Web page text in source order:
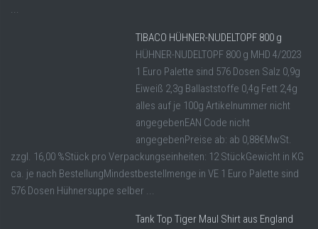
...
TIBACO HÜHNER-NUDELTOPF 800 g
HÜHNER-NUDELTOPF 800 g MHD 4/2023
1 Euro Palette sind 576 Dosen Salz 0,9g
Eiweiß 2,3g Ballaststoffe 0,4g Fett 2,4g
alles auf je 100g Artikelnummer nicht
angegebenEAN Code nicht
angegebenPreise ab: ab 0,88€MwSt.
zzgl. 16,00 %Stück pro Verpackungseinheiten: 12 StückGewicht in KG
ca. je nach BestellungMindestbestellmenge in VE 1 Euro Palette sind
576 Dosen Hühnersuppe selber ...
Tank Top Tiger Maul Shirt aus England